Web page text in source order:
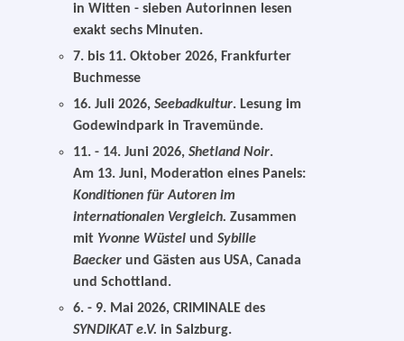
in Witten - sieben Autorinnen lesen
exakt sechs Minuten.
7. bis 11. Oktober 2026, Frankfurter
Buchmesse
16. Juli 2026,Seebadkultur. Lesung im
Godewindpark in Travemünde.
11. - 14. Juni 2026,Shetland Noir.
Am 13. Juni, Moderation eines Panels:
Konditionen für Autoren im
internationalen Vergleich.Zusammen
mit Yvonne Wüstel undSybille
Baecker und Gästen aus USA, Canada
und Schottland.
6. - 9. Mai 2026, CRIMINALE des
SYNDIKAT e.V. in Salzburg.